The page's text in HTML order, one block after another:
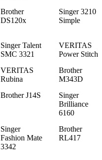
Brother
DS120x
Singer 3210
Simple
Singer Talent
SMC 3321
VERITAS
Power Stitch
VERITAS
Rubina
Brother
M343D
Brother J14S
Singer
Brilliance
6160
Singer
Fashion Mate
3342
Brother
RL417